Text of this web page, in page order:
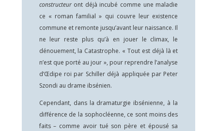
constructeuront déjà incubé comme une maladie
ce « roman familial » qui couvre leur existence
commune et remonte jusqu’avant leur naissance. Il
ne leur reste plus qu’à en jouer le climax, le
dénouement, la Catastrophe. « Tout est déjà là et
n’est que porté au jour », pour reprendre l’analyse
d’Œdipe roi par Schiller déjà appliquée par Peter
Szondi au drame ibsénien.
Cependant, dans la dramaturgie ibsénienne, à la
différence de la sophocléenne, ce sont moins des
faits – comme avoir tué son père et épousé sa